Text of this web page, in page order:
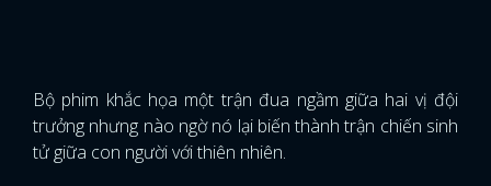
Bộ phim khắc họa một trận đua ngầm giữa hai vị đội
trưởng nhưng nào ngờ nó lại biến thành trận chiến sinh
tử giữa con người với thiên nhiên.